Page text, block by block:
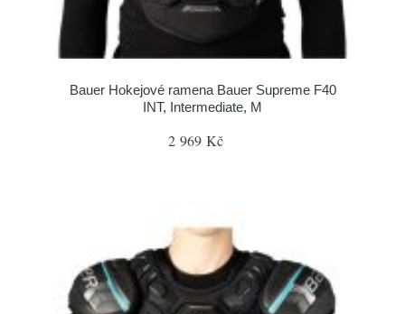
Bauer Hokejové ramena Bauer Supreme F40
INT, Intermediate, M
2 969 Kč